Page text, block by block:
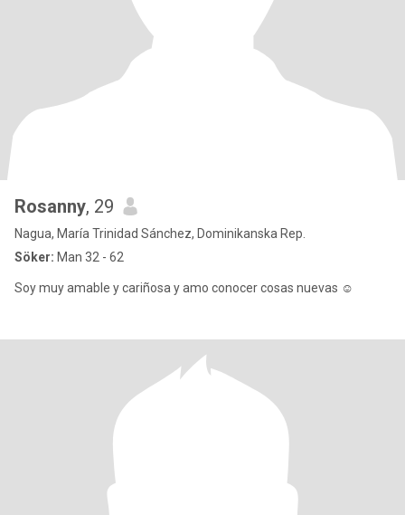
Rosanny, 29
Nagua, María Trinidad Sánchez, Dominikanska Rep.
Söker: Man 32 - 62
Soy muy amable y cariñosa y amo conocer cosas nuevas ☺️